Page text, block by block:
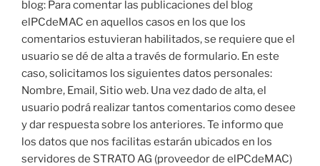
blog: Para comentar las publicaciones del blog
elPCdeMAC en aquellos casos en los que los
comentarios estuvieran habilitados, se requiere que el
usuario se dé de alta a través de formulario. En este
caso, solicitamos los siguientes datos personales:
Nombre, Email, Sitio web. Una vez dado de alta, el
usuario podrá realizar tantos comentarios como desee
y dar respuesta sobre los anteriores. Te informo que
los datos que nos facilitas estarán ubicados en los
servidores de STRATO AG (proveedor de elPCdeMAC)